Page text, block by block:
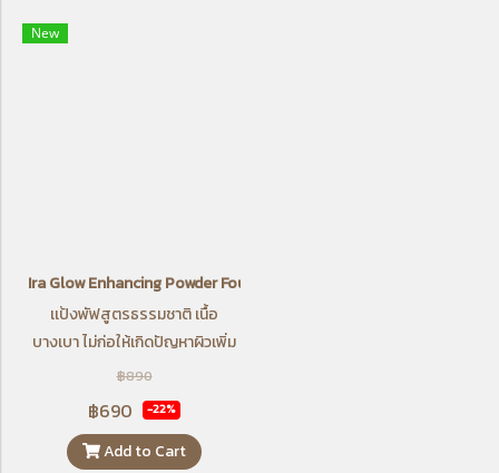
New
Ira Glow Enhancing Powder Foundation
เเป้งพัฟสูตรธรรมชาติ เนื้อ
บางเบา ไม่ก่อให้เกิดปัญหาผิวเพิ่ม
เเละไม่ทำให้อุดตันรูขุมขน
฿890
฿690 -22%
Add to Cart